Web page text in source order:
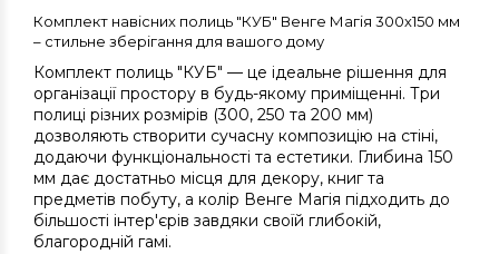
Комплект навісних полиць "КУБ" Венге Магія 300х150 мм
– стильне зберігання для вашого дому
Комплект полиць "КУБ" — це ідеальне рішення для
організації простору в будь-якому приміщенні. Три
полиці різних розмірів (300, 250 та 200 мм)
дозволяють створити сучасну композицію на стіні,
додаючи функціональності та естетики. Глибина 150
мм дає достатньо місця для декору, книг та
предметів побуту, а колір Венге Магія підходить до
більшості інтер'єрів завдяки своїй глибокій,
благородній гамі.